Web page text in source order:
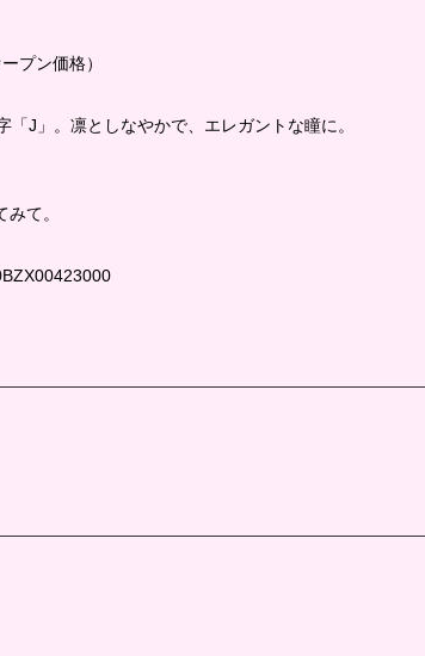
プン価格）
J」。凛としなやかで、エレガントな瞳に。
て。